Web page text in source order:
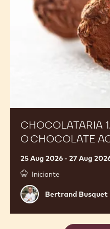
CHOCOLATARIA
O CHOCOLATE
25 Aug 2026 - 27 Aug
Iniciante
Bertrand
Busquet
Bertrand Busquet
Chocolate